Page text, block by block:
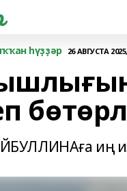
һүҙҙәр 26 АВГУСТА
иң